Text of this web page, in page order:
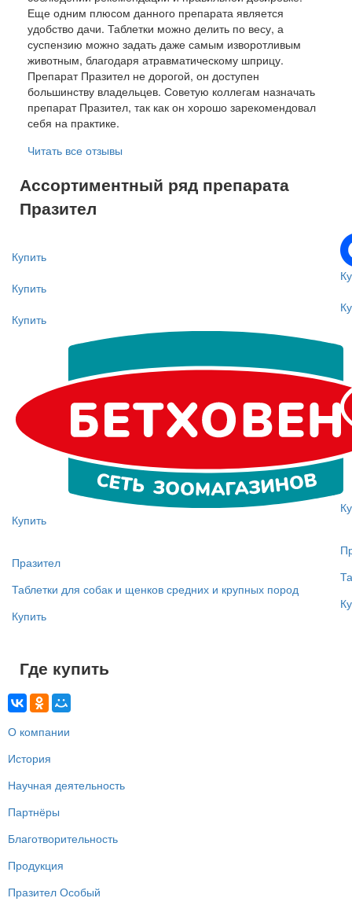
Еще одним плюсом данного препарата является
удобство дачи. Таблетки можно делить по весу, а
суспензию можно задать даже самым изворотливым
животным, благодаря атравматическому шприцу.
Препарат Празител не дорогой, он доступен
большинству владельцев. Советую коллегам назначать
препарат Празител, так как он хорошо зарекомендовал
себя на практике.
Читать все отзывы
Ассортиментный ряд препарата
Празител
Купить
Купить
Купить
Купить
Празител
Таблетки для собак и щенков средних и крупных пород
Купить
Где купить
О компании
История
Научная деятельность
Партнёры
Благотворительность
Продукция
Празител Особый